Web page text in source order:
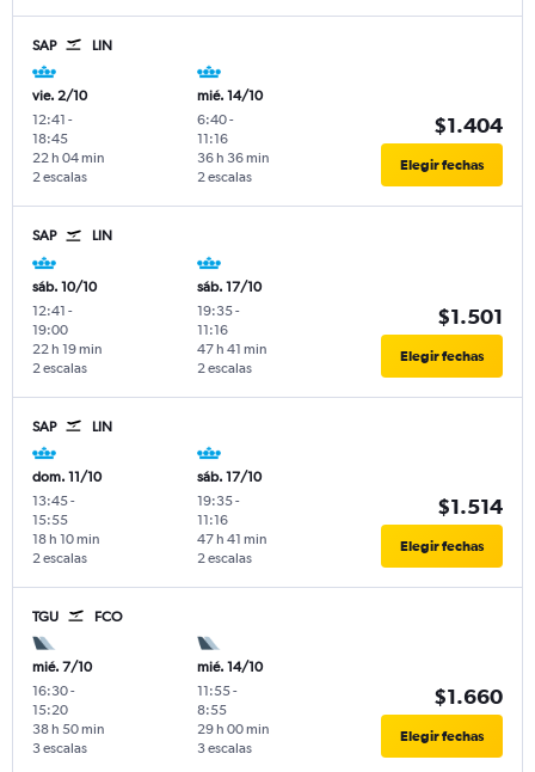
SAP LIN
vie. 2/10
12:41 -
18:45
2 escalas
22 h 04 min
mié. 14/10
6:40-
11:16
2 escalas
36 h 36 min
$1.404
Elegir fechas
SAP LIN
sáb. 10/10
12:41 -
19:00
2 escalas
22 h 19 min
sáb. 17/10
19:35-
11:16
2 escalas
47 h 41 min
$1.501
Elegir fechas
SAP LIN
dom. 11/10
13:45-
15:55
2 escalas
18 h 10 min
sáb. 17/10
19:35-
11:16
2 escalas
47 h 41 min
$1.514
Elegir fechas
TGU FCO
mié. 7/10
16:30-
15:20
3 escalas
38 h 50 min
mié. 14/10
11:55-
8:55
3 escalas
29 h 00 min
$1.660
Elegir fechas